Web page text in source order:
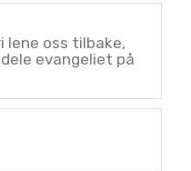
lene oss tilbake,
evangeliet på